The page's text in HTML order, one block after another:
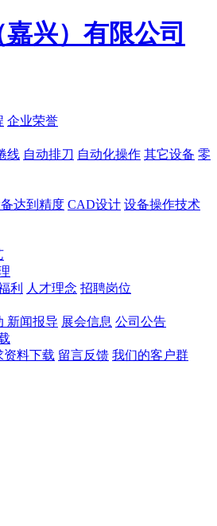
企业荣誉
线 自动排刀 自动化操作 其它设备 零
达到精度 CAD设计 设备操作技术
利
人才理念 招聘岗位
新闻报导 展会信息 公司公告
资料下载 留言反馈 我们的客户群